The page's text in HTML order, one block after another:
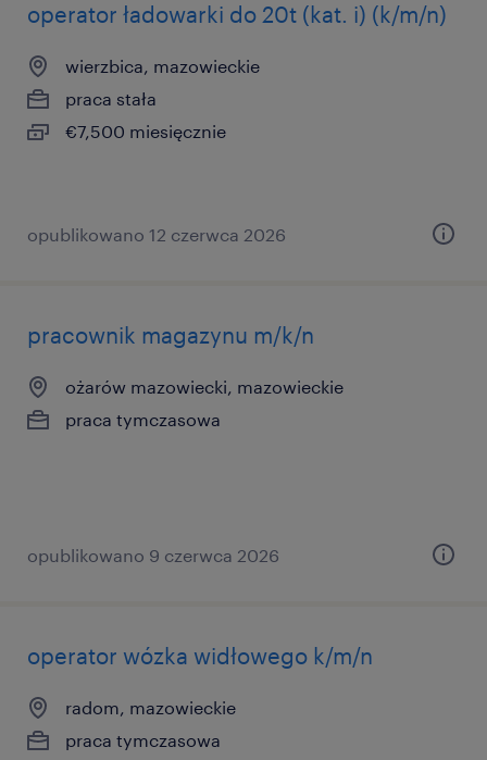
operator ładowarki do 20t (kat. i) (k/m/n)
wierzbica, mazowieckie
praca stała
€7,500 miesięcznie
opublikowano 12 czerwca 2026
pracownik magazynu m/k/n
ożarów mazowiecki, mazowieckie
praca tymczasowa
opublikowano 9 czerwca 2026
operator wózka widłowego k/m/n
radom, mazowieckie
praca tymczasowa